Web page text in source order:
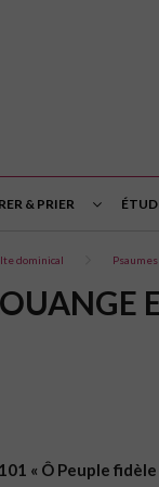
& PRIER
dominical
« Ô Peuple fidèle